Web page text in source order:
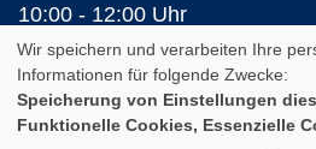
10:00 - 12:00 Uhr
Donnerstag:
10:00 - 12:00 und 14:00 -
Freitag:
Wir speichern und verarbeiten Ihre
Informationen für folgende Zwecke:
Speicherung von Einstellungen
Funktionelle Cookies, Essenzielle